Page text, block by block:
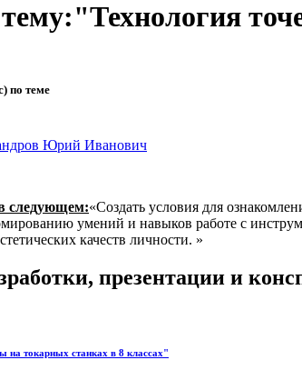
по теме
Юрий Иванович
следующем:«Создать условия для
умений и навыков работе с
качеств личности. »
презентации и
на токарных станках в 8 классах"